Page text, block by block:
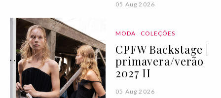
05 Aug 2026
MODA COLEÇÕES
CPFW Backstage |
primavera/verão
2027 II
05 Aug 2026